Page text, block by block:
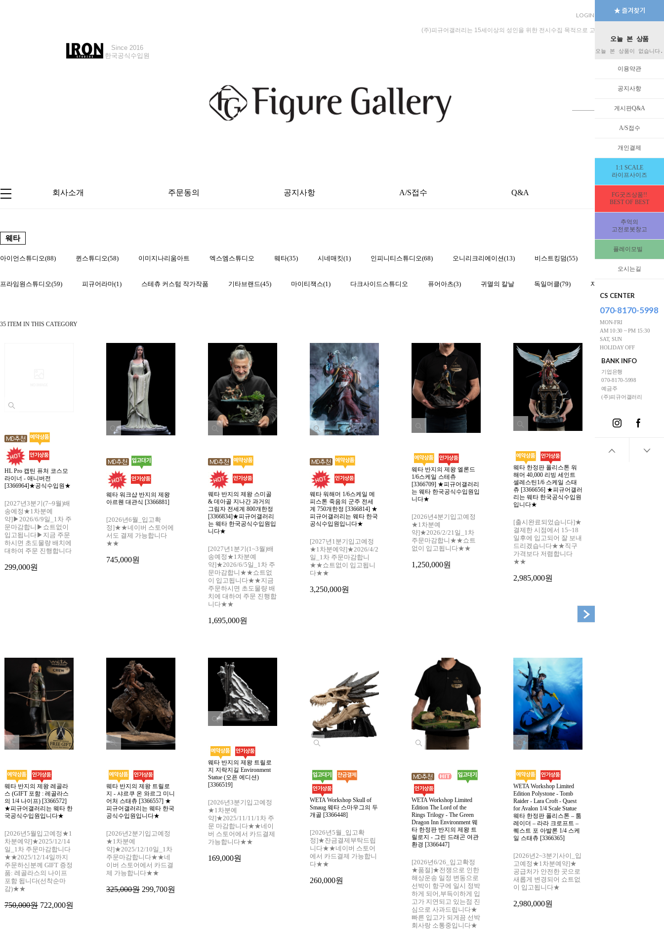
오늘 본 상품
오늘 본 상품이 없습니다.
이용약관
공지사항
게시판Q&A
A/S접수
개인결제
1:1 SCALE
라이프사이즈
FG굿즈상품!!
BEST OF BEST
추억의
고전로봇창고
플레이모빌
오시는길
CS CENTER
070-8170-5998
MON-FRI
AM 10:30 ~ PM 15:30
SAT, SUN
HOLIDAY OFF
BANK INFO
기업은행
070-8170-5998
예금주
(주)피규어갤러리
LOGIN JOIN MYPAGE
Since 2016
한국공식수입원
Since 2018
한국공식수입원
(주)피규어갤러리는 15세이상의 성인을 위한 전시수집 목적으로 고안된 수입판매 전문 법인
회사소개 주문동의 공지사항 A/S접수 Q&A EVENT
웨타
아이언스튜디오(88) 퀸스튜디오(58) 이미지나리움아트 엑스엠스튜디오 웨타(35) 시네매킷(1) 인피니티스튜디오(68) 오니리크리에이션(13) 비스트킹덤(55) 맥팔레인(9) 사
프라임원스튜디오(59) 피규어라마(1) 스테츄 커스텀 작가작품 기타브랜드(45) 마이티잭스(1) 다크사이드스튜디오 퓨어아츠(3) 귀멸의 칼날 독일머클(79) 자넷 현
35 ITEM IN THIS CATEGORY
HL Pro 캡틴 퓨처 코스모
라이너 - 애니버전
[3366964]★공식수입원★
[2027년3분기(7~9월)배
송예정★1차분예
약]▶2026/6/9일_1차 주
문마감합니▶쇼트없이
입고됩니다▶지금 주문
하시면 초도물량 배치에
대하여 주문 진행합니다
299,000원
웨타 워크샵 반지의 제왕
아르웬 대관식 [3366881]
[2026년6월_입고확
정]★★네이버 스토어에
서도 결제 가능합니다
★★
745,000원
웨타 반지의 제왕 스미골
& 데아골 지나간 과거의
그림자 전세계 800개한정
[3366834]★피규어갤러리
는 웨타 한국공식수입원입
니다★
[2027년1분기(1~3월)배
송예정★1차분예
약]★2026/6/5일_1차 주
문마감합니★★쇼트없
이 입고됩니다★★지금
주문하시면 초도물량 배
치에 대하여 주문 진행합
니다★★
1,695,000원
웨타 워해머 1/6스케일 메
피스톤 죽음의 군주 전세
계 750개한정 [3366814] ★
피규어갤러리는 웨타 한국
공식수입원입니다★
[2027년1분기입고예정
★1차분예약]★2026/4/2
일_1차 주문마감합니
★★쇼트없이 입고됩니
다★★
3,250,000원
웨타 반지의 제왕 엘론드
1/6스케일 스테츄
[3366709] ★피규어갤러리
는 웨타 한국공식수입원입
니다★
[2026년4분기입고예정
★1차분예
약]★2026/2/21일_1차
주문마감합니★★쇼트
없이 입고됩니다★★
1,250,000원
웨타 한정판 폴리스톤 워
해머 40,000 리빙 세인트
셀레스틴1/6 스케일 스태
츄 [3366656] ★피규어갤러
리는 웨타 한국공식수입원
입니다★
[출시완료되었습니다]★
결제한 시점에서 15~18
일후에 입고되어 잘 보내
드리겠습니다★★직구
가격보다 저렴합니다
★★
2,985,000원
웨타 반지의 제왕 레골라
스 (GIFT 포함 : 레골라스
의 1/4 나이프) [3366572]
★피규어갤러리는 웨타 한
국공식수입원입니다★
[2026년5월입고예정★1
차분예약]★2025/12/14
일_1차 주문마감합니다
★★2025/12/14일까지
주문하신분께 GIFT 증정
품: 레골라스의 나이프
포함 됩니다(선착순마
감)★★
750,000원 722,000원
웨타 반지의 제왕 트릴로
지 - 샤르쿠 온 와르그 미니
어처 스태츄 [3366557] ★
피규어갤러리는 웨타 한국
공식수입원입니다★
[2026년2분기입고예정
★1차분예
약]★2025/12/10일_1차
주문마감합니다★★네
이버 스토어에서 카드결
제 가능합니다★★
325,000원 299,700원
웨타 반지의 제왕 트릴로
지 지락지길 Environment
Statue (오픈 에디션)
[3366519]
[2026년3분기입고예정
★1차분예
약]★2025/11/11/1차 주
문 마감합니다★★네이
버 스토어에서 카드결제
가능합니다★★
169,000원
WETA Workshop Skull of
Smaug 웨타 스마우그의 두
개골 [3366448]
[2026년5월_입고확
정]★잔금결제부탁드립
니다★★네이버 스토어
에서 카드결제 가능합니
다★★
260,000원
WETA Workshop Limited
Edition The Lord of the
Rings Trilogy - The Green
Dragon Inn Environment 웨
타 한정판 반지의 제왕 트
릴로지 - 그린 드래곤 여관
환경 [3366447]
[2026년6/26_입고확정
★품절]★전쟁으로 인한
해상운송 일정 변동으로
선박이 항구에 일시 정박
하게 되어,부득이하게 입
고가 지연되고 있는점 진
심으로 사과드립니다★
빠른 입고가 되게끔 선박
회사랑 소통중입니다★
WETA Workshop Limited
Edition Polystone - Tomb
Raider - Lara Croft - Quest
for Avalon 1/4 Scale Statue
웨타 한정판 폴리스톤 – 툼
레이더 – 라라 크로프트 –
퀘스트 포 아발론 1/4 스케
일 스태츄 [3366365]
[2026년2~3분기사이_입
고예정★1차분예약]★
공급처가 안전한 곳으로
새롭게 변경되어 쇼트없
이 입고됩니다★
2,980,000원